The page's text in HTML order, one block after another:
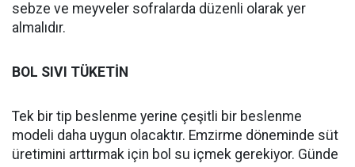
sebze ve meyveler sofralarda düzenli olarak yer
almalıdır.
BOL SIVI TÜKETİN
Tek bir tip beslenme yerine çeşitli bir beslenme
modeli daha uygun olacaktır. Emzirme döneminde süt
üretimini arttırmak için bol su içmek gerekiyor. Günde